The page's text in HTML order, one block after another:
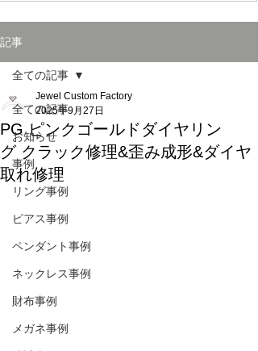
記事
全ての記事
お知らせ
事例
リング事例
ピアス事例
ペンダント事例
ネックレス事例
財布事例
メガネ事例
全ての記事
PG ピンクゴールドダイヤリン
グ クラック修理&歪み成形&ダイヤ
取れ修理
Jewel Custom Factory
2025年9月27日